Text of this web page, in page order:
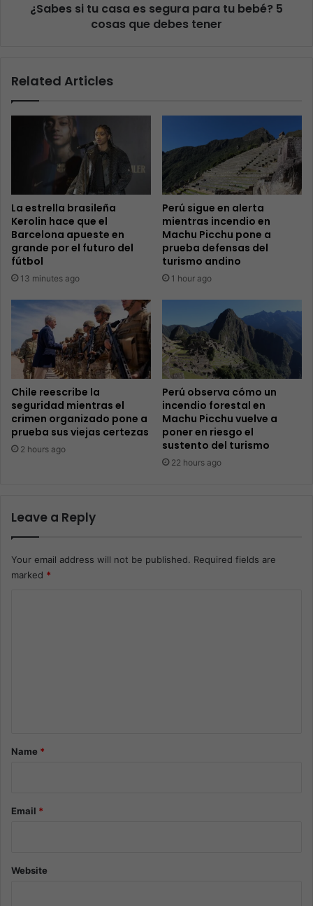
¿Sabes si tu casa es segura para tu bebé? 5
cosas que debes tener
Related Articles
La estrella brasileña
Kerolin hace que el
Barcelona apueste en
grande por el futuro del
fútbol
13 minutes ago
Perú sigue en alerta
mientras incendio en
Machu Picchu pone a
prueba defensas del
turismo andino
1 hour ago
Chile reescribe la
seguridad mientras el
crimen organizado pone a
prueba sus viejas certezas
2 hours ago
Perú observa cómo un
incendio forestal en
Machu Picchu vuelve a
poner en riesgo el
sustento del turismo
22 hours ago
Leave a Reply
Your email address will not be published. Required fields are
marked *
*Name *
Email *
Website